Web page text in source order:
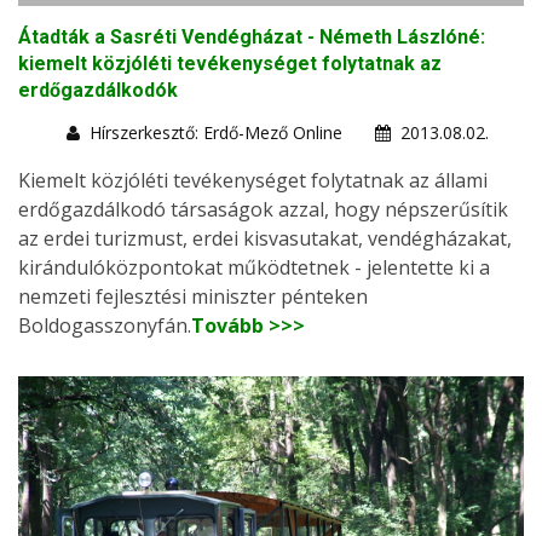
Átadták a Sasréti Vendégházat - Németh Lászlóné:
kiemelt közjóléti tevékenységet folytatnak az
erdőgazdálkodók
Hírszerkesztő: Erdő-Mező Online
2013.08.02.
Kiemelt közjóléti tevékenységet folytatnak az állami
erdőgazdálkodó társaságok azzal, hogy népszerűsítik
az erdei turizmust, erdei kisvasutakat, vendégházakat,
kirándulóközpontokat működtetnek - jelentette ki a
nemzeti fejlesztési miniszter pénteken
Boldogasszonyfán.Tovább >>>